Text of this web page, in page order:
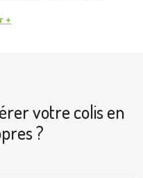
+
votre colis en
?